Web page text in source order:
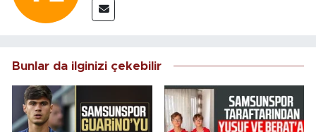
Bunlar da ilginizi çekebilir